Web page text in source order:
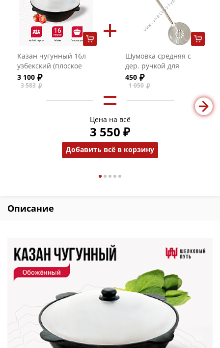
Казан чугунный 16л
узбекский (плоское
дно) с алюминиевой
крышкой
3 100
3 583
Шумовка средняя с
дер. ручкой для
казанов на 8-16
литров
450
1 050
Цена на всё
3 550 ₽
Добавить всё в корзину
Описание